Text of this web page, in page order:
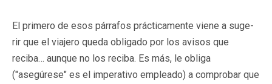
El primero de esos párrafos prácticamente viene a suge-
rir que el viajero queda obligado por los avisos que
reciba… aunque no los reciba. Es más, le obliga
("asegúrese" es el imperativo empleado) a comprobar que